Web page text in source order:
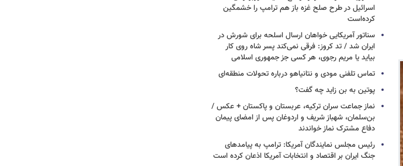
اسرائیل در طرح صلح غزه باز هم ترامپ را خشمگین
کرده‌است
سناتور آمریکایی خواهان ارسال اسلحه برای شورش در
ایران شد / تد کروز: فرقی نمی‌کند پسر شاه روی کار
بیاید یا مریم رجوی، هر کسی جز جمهوری اسلامی
تماس تلفنی مودی و نتانیاهو درباره تحولات منطقه‌ای
پوتین به بن زاید چه گفت؟
نماز جماعت سران ترکیه، عربستان و پاکستان + عکس /
بن‌سلمان، شهباز شریف و اردوغان پس از امضای پیمان
دفاع مشترک نماز خواندند
رئیس مجلس نمایندگان آمریکا: ترامپ به پیامدهای
جنگ ایران بر اقتصاد و انتخابات آمریکا اذعان کرده است